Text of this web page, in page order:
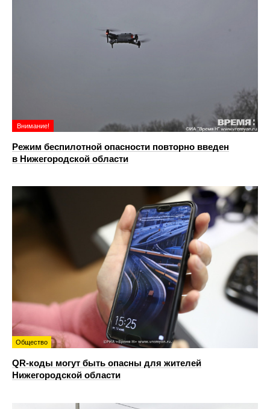
Внимание!
Режим беспилотной опасности повторно введен
в Нижегородской области
Общество
QR-коды могут быть опасны для жителей
Нижегородской области